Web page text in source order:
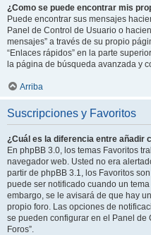
¿Como se puede encontrar mis
Puede encontrar sus mensajes
Panel de Control de Usuario o
mensajes” a través de su propio
“Enlaces rápidos” en la parte
la página de búsqueda avanzada y
Arriba
Suscripciones y Favoritos
¿Cuál es la diferencia entre añadir
En phpBB 3.0, los temas Favoritos
navegador web. Usted no era
partir de phpBB 3.1, los Favoritos
puede ser notificado cuando un
embargo, se le avisará de que hay
propio foro. Las opciones de
se pueden configurar en el Panel de
Foros”.